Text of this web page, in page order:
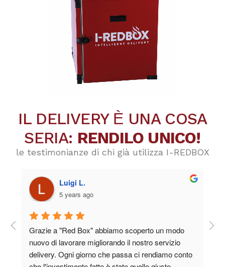
IL DELIVERY Ѐ UNA COSA
SERIA: RENDILO UNICO!
le testimonianze di chi già utilizza I-REDBOX
Luigi L.
5 years ago
Grazie a "Red Box" abbiamo scoperto un modo
nuovo di lavorare migliorando il nostro servizio
delivery. Ogni giorno che passa ci rendiamo conto